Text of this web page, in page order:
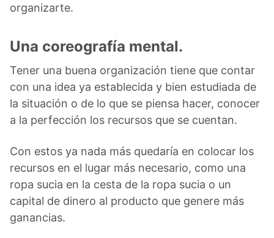
organizarte.
Una coreografía mental.
Tener una buena organización tiene que contar
con una idea ya establecida y bien estudiada de
la situación o de lo que se piensa hacer, conocer
a la perfección los recursos que se cuentan.
Con estos ya nada más quedaría en colocar los
recursos en el lugar más necesario, como una
ropa sucia en la cesta de la ropa sucia o un
capital de dinero al producto que genere más
ganancias.